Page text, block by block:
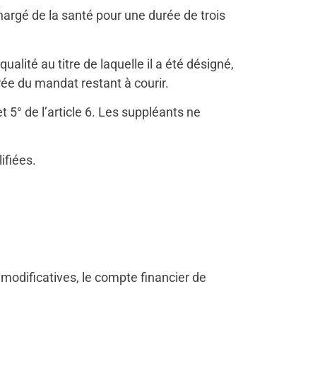
de la santé pour une durée de trois
au titre de laquelle il a été désigné,
du mandat restant à courir.
de l’article 6. Les suppléants ne
le compte financier de